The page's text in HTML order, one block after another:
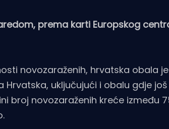
prema karti Europskog
novozaraženih, hrvatska obala
uključujući i obalu gdje
broj novozaraženih kreće između